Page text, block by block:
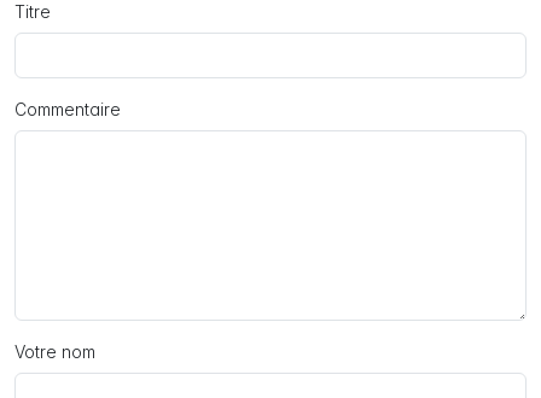
Titre
Commentaire
Votre nom